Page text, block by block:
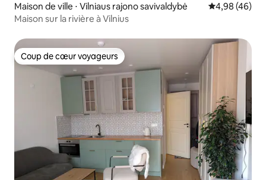
Maison de ville ⋅ Vilniaus rajono savivaldybė Évaluation
4,98 (46)
Maison sur la rivière à Vilnius
Coup de cœur voyageurs
Coup de cœur voyageurs